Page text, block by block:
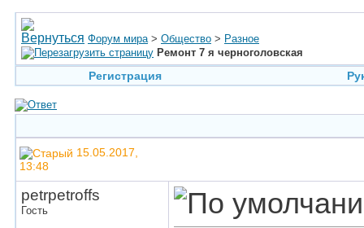
Форум мира > Общество > Разное
Ремонт 7 я черноголовская
Регистрация
15.05.2017,
13:48
petrpetroffs
Гость